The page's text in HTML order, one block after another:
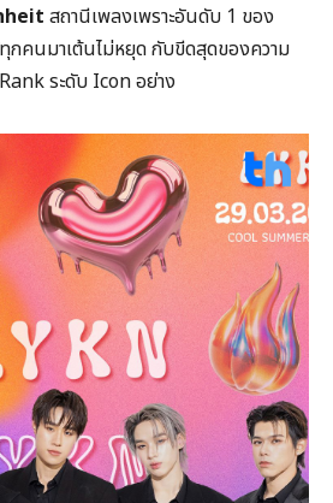
สถานีเพลงเพราะอันดับ 1 ของ
กคนมาเต้นไม่หยุด กับขีดสุดของความ
ระดับ Iconอย่าง